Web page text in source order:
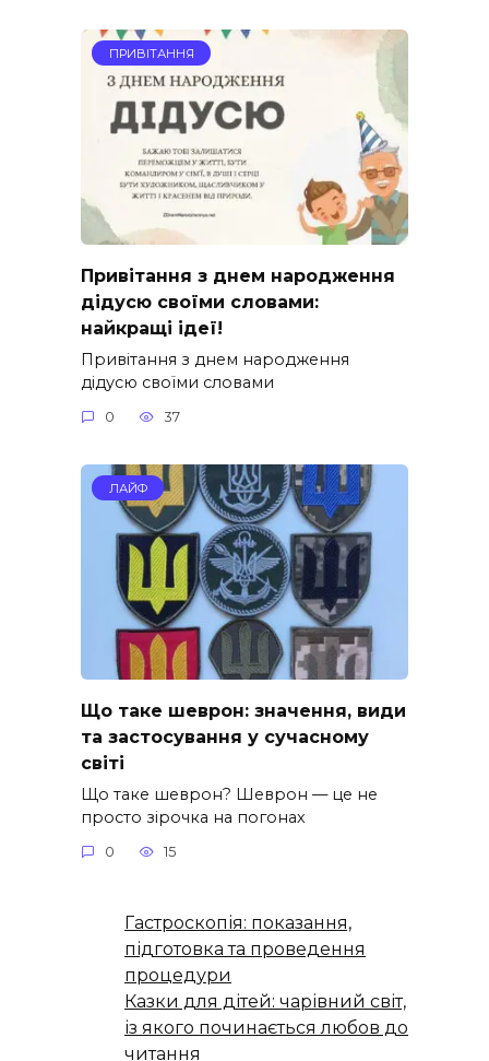
ПРИВІТАННЯ
Привітання з днем народження
дідусю своїми словами:
найкращі ідеї!
Привітання з днем народження
дідусю своїми словами
0 37
ЛАЙФ
Що таке шеврон: значення, види
та застосування у сучасному
світі
Що таке шеврон? Шеврон — це не
просто зірочка на погонах
0 15
Гастроскопія: показання,
підготовка та проведення
процедури
Казки для дітей: чарівний світ,
із якого починається любов до
читання